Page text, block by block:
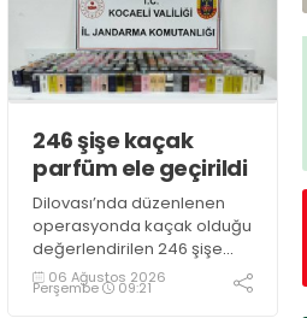
246 şişe kaçak
parfüm ele geçirildi
Dilovası’nda düzenlenen
operasyonda kaçak olduğu
değerlendirilen 246 şişe
parfüm ele geçirildi
06 Ağustos 2026
Perşembe 09:21